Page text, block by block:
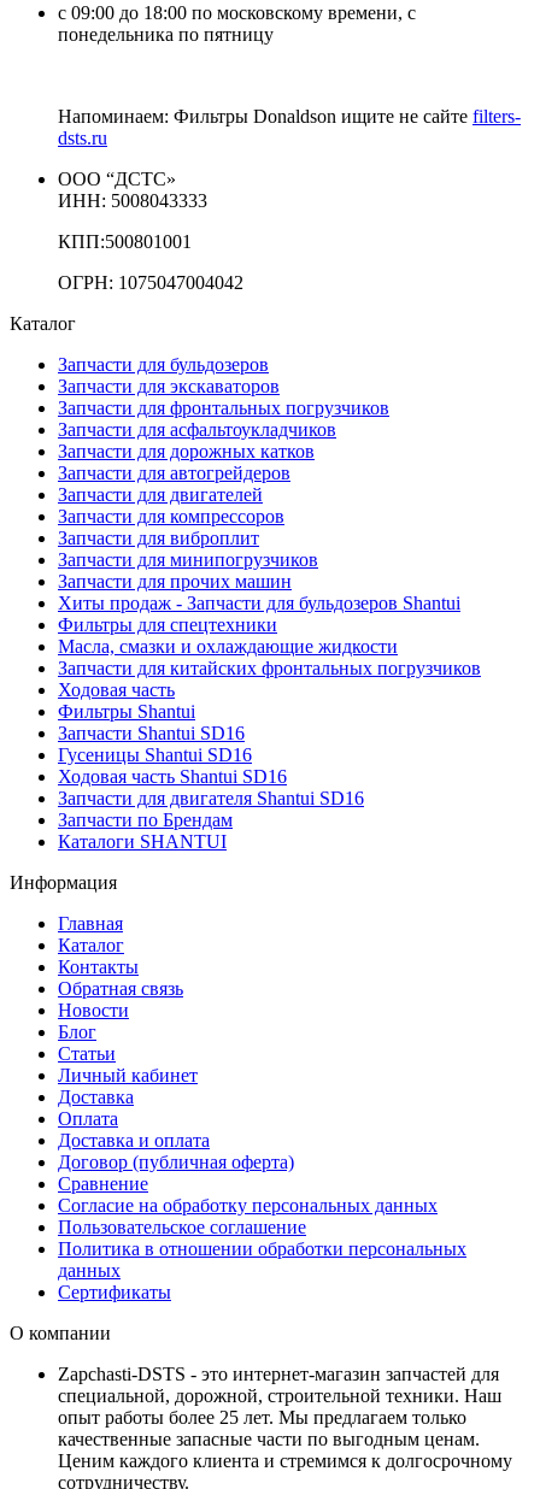
с 09:00 до 18:00 по московскому времени, с
понедельника по пятницу
Напоминаем: Фильтры Donaldson ищите не сайте filters-
dsts.ru
ООО “ДСТС»
ИНН: 5008043333
КПП:500801001
ОГРН: 1075047004042
Каталог
Запчасти для бульдозеров
Запчасти для экскаваторов
Запчасти для фронтальных погрузчиков
Запчасти для асфальтоукладчиков
Запчасти для дорожных катков
Запчасти для автогрейдеров
Запчасти для двигателей
Запчасти для компрессоров
Запчасти для виброплит
Запчасти для минипогрузчиков
Запчасти для прочих машин
Хиты продаж - Запчасти для бульдозеров Shantui
Фильтры для спецтехники
Масла, смазки и охлаждающие жидкости
Запчасти для китайских фронтальных погрузчиков
Ходовая часть
Фильтры Shantui
Запчасти Shantui SD16
Гусеницы Shantui SD16
Ходовая часть Shantui SD16
Запчасти для двигателя Shantui SD16
Запчасти по Брендам
Каталоги SHANTUI
Информация
Главная
Каталог
Контакты
Обратная связь
Новости
Блог
Статьи
Личный кабинет
Доставка
Оплата
Доставка и оплата
Договор (публичная оферта)
Сравнение
Согласие на обработку персональных данных
Пользовательское соглашение
Политика в отношении обработки персональных
данных
Сертификаты
О компании
Zapchasti-DSTS - это интернет-магазин запчастей для
специальной, дорожной, строительной техники. Наш
опыт работы более 25 лет. Мы предлагаем только
качественные запасные части по выгодным ценам.
Ценим каждого клиента и стремимся к долгосрочному
сотрудничеству.